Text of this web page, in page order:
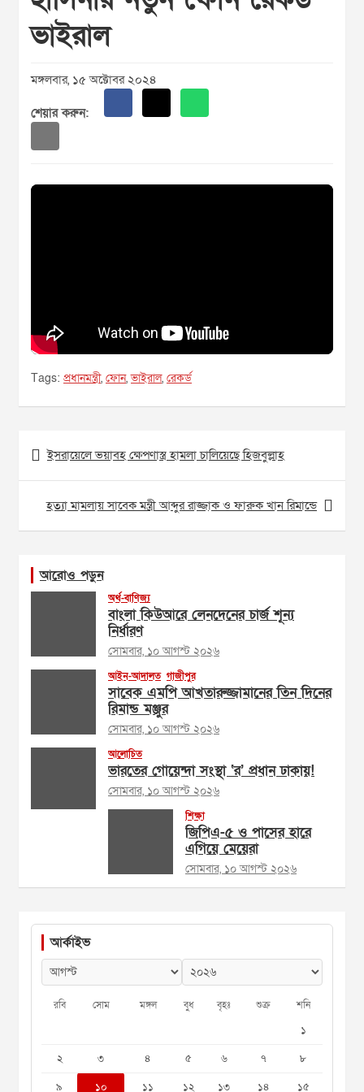
ভাইরাল
মঙ্গলবার, ১৫ অক্টোবর ২০২৪
শেয়ার করুন:
Tags: প্রধানমন্ত্রী, ফোন,ভাইরাল, রেকর্ড
Post
navigation
ইসরায়েলে ভয়াবহ ক্ষেপণাস্ত্র হামলা চালিয়েছে হিজবুল্লাহ
হত্যা মামলায় সাবেক মন্ত্রী আব্দুর রাজ্জাক ও ফারুক খান রিমান্ডে
আরোও পড়ুন
অর্থ-বাণিজ্য
বাংলা কিউআরে লেনদেনের চার্জ শূন্য
নির্ধারণ
সোমবার, ১০ আগস্ট ২০২৬
আইন-আদালত গাজীপুর
সাবেক এমপি আখতারুজ্জামানের তিন দিনের
রিমান্ড মঞ্জুর
সোমবার, ১০ আগস্ট ২০২৬
আলোচিত
ভারতের গোয়েন্দা সংস্থা ‘র’ প্রধান ঢাকায়!
সোমবার, ১০ আগস্ট ২০২৬
শিক্ষা
জিপিএ-৫ ও পাসের হারে
এগিয়ে মেয়েরা
সোমবার, ১০ আগস্ট ২০২৬
আর্কাইভ
রবি সোম মঙ্গল বুধ বৃহঃ শুক্র শনি
১
২
৩ ৪ ৫ ৬ ৭
৮
৯
১০ ১১ ১২ ১৩ ১৪ ১৫